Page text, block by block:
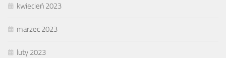
kwiecień 2023
marzec 2023
luty 2023